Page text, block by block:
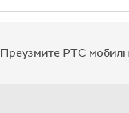
Преузмите РТС